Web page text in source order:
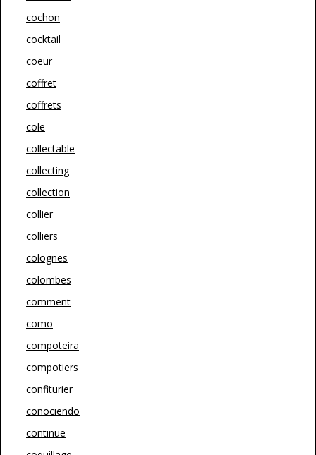
cochon
cocktail
coeur
coffret
coffrets
cole
collectable
collecting
collection
collier
colliers
colognes
colombes
comment
como
compoteira
compotiers
confiturier
conociendo
continue